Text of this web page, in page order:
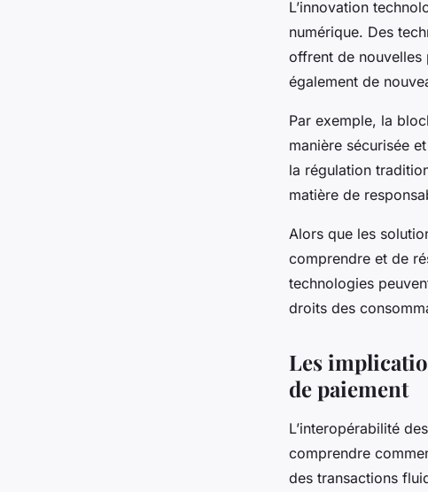
L’innovation
numérique. Des
offrent de nouvelles
également de
Par exemple, la
manière sécurisée
la régulation
matière de
Alors que les
comprendre et de
technologies
droits des
Les
de paiement
L’interopérabilité
comprendre
des transactions